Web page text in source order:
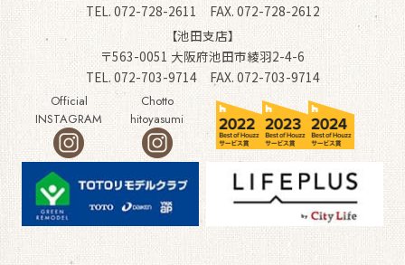
TEL. 072-728-2611 FAX. 072-728-2612
【池田支店】
〒563-0051 大阪府池田市綾羽2-4-6
TEL. 072-703-9714 FAX. 072-703-9714
Official
INSTAGRAM
Chotto
hitoyasumi